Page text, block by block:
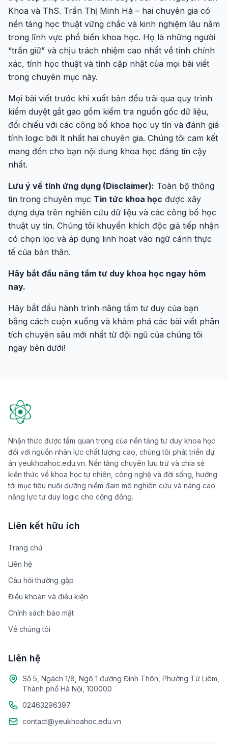
Khoa và ThS. Trần Thị Minh Hà – hai chuyên gia có
nền tảng học thuật vững chắc và kinh nghiệm lâu năm
trong lĩnh vực phổ biến khoa học. Họ là những người
“trấn giữ” và chịu trách nhiệm cao nhất về tính chính
xác, tính học thuật và tính cập nhật của mọi bài viết
trong chuyên mục này.
Mọi bài viết trước khi xuất bản đều trải qua quy trình
kiểm duyệt gắt gao gồm kiểm tra nguồn gốc dữ liệu,
đối chiếu với các công bố khoa học uy tín và đánh giá
tính logic bởi ít nhất hai chuyên gia. Chúng tôi cam kết
mang đến cho bạn nội dung khoa học đáng tin cậy
nhất.
Lưu ý về tính ứng dụng (Disclaimer): Toàn bộ thông
tin trong chuyên mục Tin tức khoa học được xây
dựng dựa trên nghiên cứu dữ liệu và các công bố học
thuật uy tín. Chúng tôi khuyến khích độc giả tiếp nhận
có chọn lọc và áp dụng linh hoạt vào ngữ cảnh thực
tế của bản thân.
Hãy bắt đầu nâng tầm tư duy khoa học ngay hôm
nay.
Hãy bắt đầu hành trình nâng tầm tư duy của bạn
bằng cách cuộn xuống và khám phá các bài viết phân
tích chuyên sâu mới nhất từ đội ngũ của chúng tôi
ngay bên dưới!
Nhận thức được tầm quan trọng của nền tảng tư duy khoa học
đối với nguồn nhân lực chất lượng cao, chúng tôi phát triển dự
án yeukhoahoc.edu.vn. Nền tảng chuyên lưu trữ và chia sẻ
kiến thức về khoa học tự nhiên, công nghệ và đời sống, hướng
tới mục tiêu nuôi dưỡng niềm đam mê nghiên cứu và nâng cao
năng lực tư duy logic cho cộng đồng.
Liên kết hữu ích
Trang chủ
Liên hệ
Câu hỏi thường gặp
Điều khoản và điều kiện
Chính sách bảo mật
Về chúng tôi
Liên hệ
Số 5, Ngách 1/8, Ngõ 1 đường Đình Thôn, Phường Từ Liêm,
Thành phố Hà Nội, 100000
02463296397
contact@yeukhoahoc.edu.vn